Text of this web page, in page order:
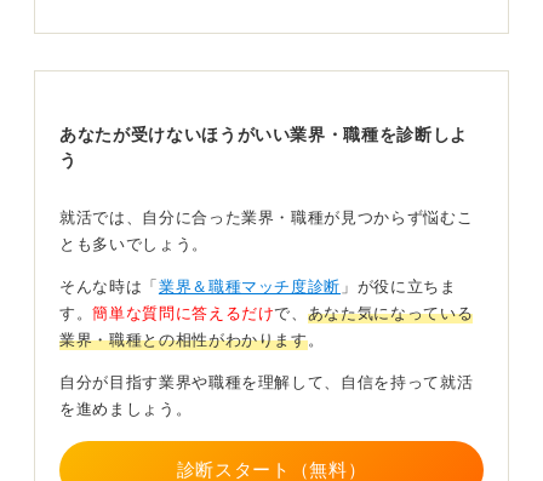
るというイメージもあまりありません。
ただし、何かの縁故採用などであれば話は別かもしれま
おそらく、およその企業では派遣社員や契約社員という
キャリアアップを目指すならスキルを活かした他の
接客関連へのチャレンジなどがある
もし、受付の経験をキャリアアップにつなげたいと考え
るなら、2つの道が考えられます。 一つは、「会社の
顔」としてマルチタスクをこなし、ホスピタリティを高
あなたが受けないほうがいい業界・職種を診断しよ
う
就活では、自分に合った業界・職種が見つからず悩むこ
とも多いでしょう。
そんな時は「 業界＆職種マッチ度診断 」が役に立ちま
す。簡単な質問に答えるだけで、 あなた気になっている
業界・職種との相性がわかります。
自分が目指す業界や職種を理解して、自信を持って就活
を進めましょう。
診断スタート（無料）